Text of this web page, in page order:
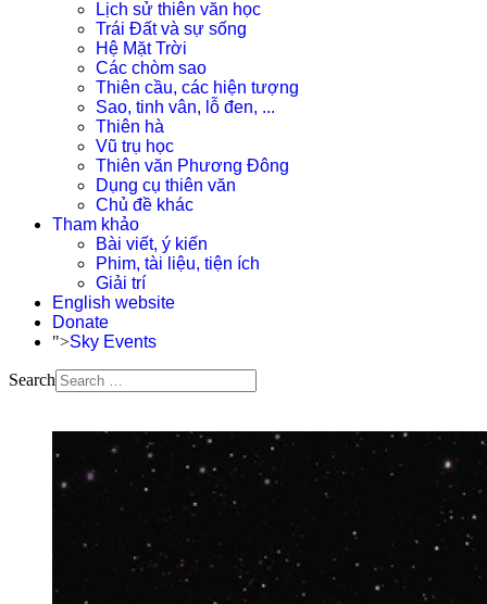
Lịch sử thiên văn học
Trái Đất và sự sống
Hệ Mặt Trời
Các chòm sao
Thiên cầu, các hiện tượng
Sao, tinh vân, lỗ đen, ...
Thiên hà
Vũ trụ học
Thiên văn Phương Đông
Dụng cụ thiên văn
Chủ đề khác
Tham khảo
Bài viết, ý kiến
Phim, tài liệu, tiện ích
Giải trí
English website
Donate
">Sky Events
Search